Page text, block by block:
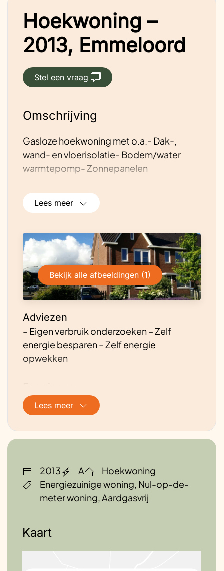
Hoekwoning –
2013, Emmeloord
Stel een vraag
Omschrijving
Gasloze hoekwoning met o.a.- Dak-,
wand- en vloerisolatie- Bodem/water
warmtepomp- Zonnepanelen
Lees meer
Bekijk alle afbeeldingen (1)
Adviezen
– Eigen verbruik onderzoeken – Zelf
energie besparen – Zelf energie
opwekken
Eigen huis. Enexishuis. Powerpeers.
Buurkracht. Zonnepanelen. Warmtepomp.
Abonnementen. Onderzoeken. Besparen.
Toekomstplannen
Uitbouw huis met nieuwe innovaties
Lees meer
2013 A
Hoekwoning
Energiezuinige woning, Nul-op-de-
meter woning, Aardgasvrij
Kaart